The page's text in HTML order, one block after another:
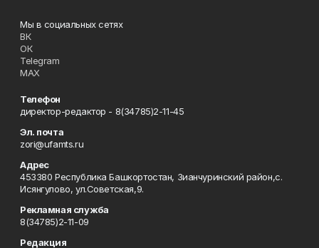
Мы в социальных сетях
ВК
ОК
Telegram
MAX
Телефон
директор-редактор - 8(34785)2-11-45
Эл. почта
zori@ufamts.ru
Адрес
453380 Республика Башкортостан, Зианчуринский район,с.
Исянгулово, ул.Советская,9.
Рекламная служба
8(34785)2-11-09
Редакция